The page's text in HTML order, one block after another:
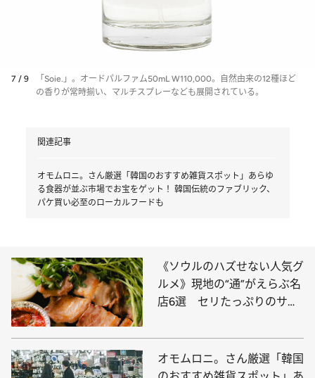
7 / 9
「Soie.」。オードパルファム50mL W110,000。自然由来の12種ほど
の香りが常時揃い、マルチスプレーなども展開されている。
関連記事
オモムロニ。さん厳選「韓国のおすすめ雑貨スポット」あらゆ
る食器が並ぶ市場でお宝をゲット！ 韓国伝統のファブリック、
パケ買い必至のローカルフードも
《ソウルのハズせない人気グ
ルメ》現地の“通”がえらぶ名
店6選 セリたっぷりのサム
ゴマすいとん」はもう食べ
た？
オモムロニ。さん厳選「韓国